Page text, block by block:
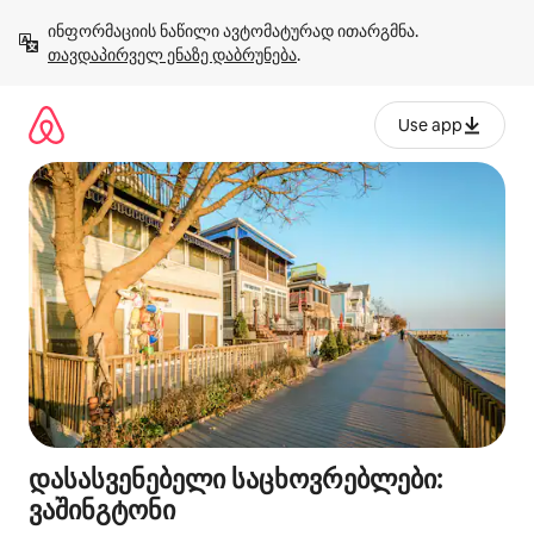
გადასვლა
თავდაპირველ ენაზე დაბრუნება.
Use app
დასასვენებელი საცხოვრებლები:
ვაშინგტონი